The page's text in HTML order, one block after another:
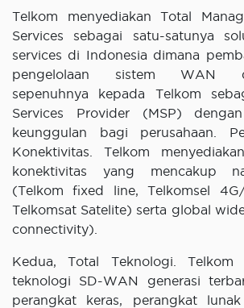
Telkom menyediakan Total
Services sebagai satu-satunya
services di Indonesia dimana
pengelolaan sistem WAN
sepenuhnya kepada Telkom
Services Provider (MSP)
keunggulan bagi perusahaan.
Konektivitas. Telkom
konektivitas yang mencakup
(Telkom fixed line, Telkomsel
Telkomsat Satelite) serta global
connectivity).
Kedua, Total Teknologi. Telkom
teknologi SD-WAN generasi
perangkat keras, perangkat